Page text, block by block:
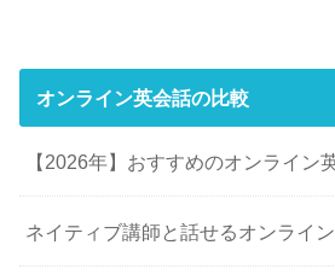
オンライン英会話の比較
【2026年】おすすめのオンライン
ネイティブ講師と話せるオンライ